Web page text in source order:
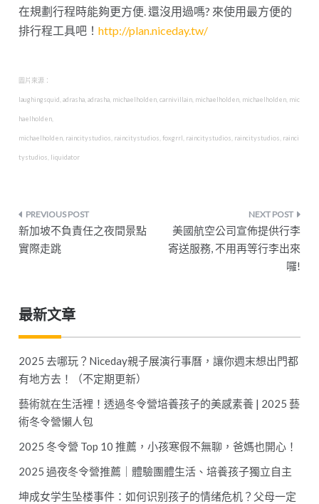
在規劃行程時能夠更方便. 還沒用過嗎? 來使用最方便的
排行程工具吧！http://plan.niceday.tw/
圖片來源：
laughingsquid ,adrasha ,adrasha michaelholden ,carnivillain michaelholden michaelholden mic
haelholden,
michaelholden raincitystudios raincitystudios ,foxgrrl raincitystudios raincitystudios rainci
tystudios liquidator
文
章
覽
新加坡不負責任之夜間景點
實際走跳
美國航空公司宣佈提供行李
寄送服務, 不用再等行李出來
囉!
最新文章
2025 去哪玩？Niceday親子展演行事曆，讓你週末想出門都
有地方去！（不定期更新）
藝術就在生活裡！透過冬令營培養孩子的美感素養 | 2025 藝
術冬令營懶人包
2025 冬令營 Top 10 推薦，小孩寒假不無聊，爸媽也開心！
2025 過夜冬令營推薦｜體驗團體生活、培養孩子獨立自主
坤成女学生坠楼事件：如何识别孩子的情绪危机？父母一定